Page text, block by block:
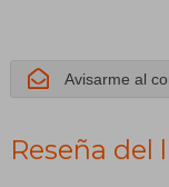
Avisarme al
Reseña del